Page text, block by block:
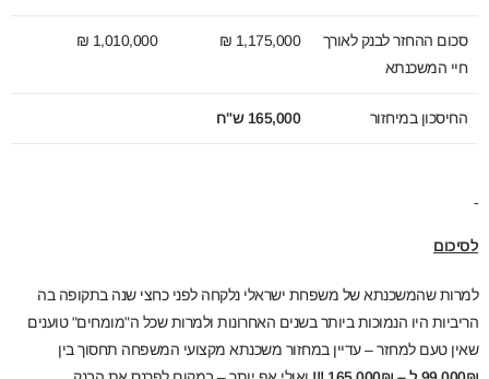
סכום ההחזר לבנק לאורך
חיי המשכנתא
1,175,000 ₪
1,010,000 ₪
החיסכון במיחזור 165,000 ש"ח
לסיכום
למרות שהמשכנתא של משפחת ישראלי נלקחה לפני כחצי שנה בתקופה בה
הריביות היו הנמוכות ביותר בשנים האחרונות ולמרות שכל ה"מומחים" טוענים
שאין טעם למחזר – עדיין במחזור משכנתא מקצועי המשפחה תחסוך בין